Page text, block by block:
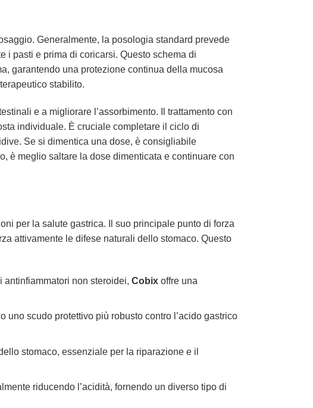
Generalmente, la posologia standard prevede
i pasti e prima di coricarsi. Questo schema di
garantendo una protezione continua della mucosa
stabilito.
e a migliorare l’assorbimento. Il trattamento con
individuale. È cruciale completare il ciclo di
Se si dimentica una dose, è consigliabile
è meglio saltare la dose dimenticata e continuare con
per la salute gastrica. Il suo principale punto di forza
attivamente le difese naturali dello stomaco. Questo
antinfiammatori non steroidei, Cobixoffre una
scudo protettivo più robusto contro l’acido gastrico
stomaco, essenziale per la riparazione e il
riducendo l’acidità, fornendo un diverso tipo di